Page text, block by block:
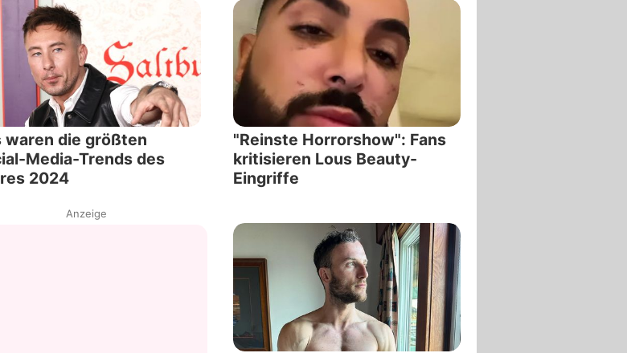
waren die größten
Media-Trends des
2024
"Reinste Horrorshow": Fans
kritisieren Lous Beauty-
Eingriffe
Anzeige